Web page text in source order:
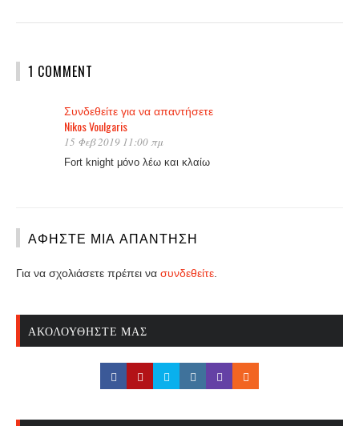
1 COMMENT
Συνδεθείτε για να απαντήσετε
Nikos Voulgaris
15 Φεβ 2019 11:00 πμ
Fort knight μόνο λέω και κλαίω
ΑΦΉΣΤΕ ΜΙΑ ΑΠΆΝΤΗΣΗ
Για να σχολιάσετε πρέπει να συνδεθείτε
ΑΚΟΛΟΥΘΉΣΤΕ ΜΑΣ